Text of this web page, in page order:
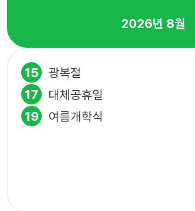
2026년 8월
15
광복절
17
대체공휴일
19
여름개학식